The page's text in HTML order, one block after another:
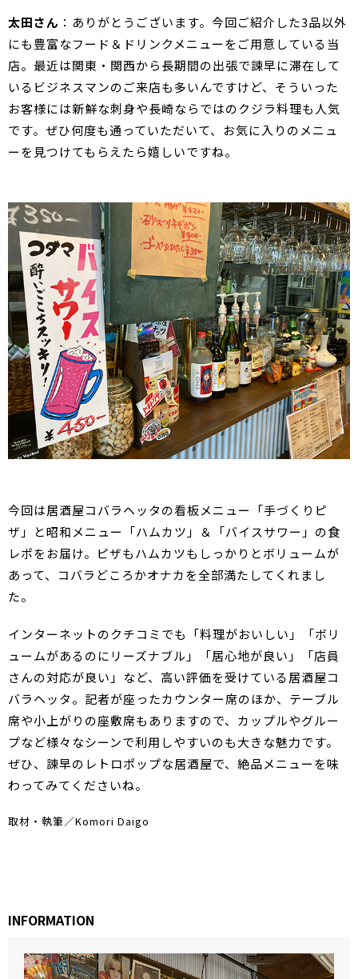
太田さん ：ありがとうございます。今回ご紹介した3品以外
にも豊富なフード＆ドリンクメニューをご用意している当
店。最近は関東・関西から長期間の出張で諫早に滞在して
いるビジネスマンのご来店も多いんですけど、そういった
お客様には新鮮な刺身や長崎ならではのクジラ料理も人気
です。ぜひ何度も通っていただいて、お気に入りのメニュ
ーを見つけてもらえたら嬉しいですね。
今回は居酒屋コバラヘッタの看板メニュー「手づくりピ
ザ」と昭和メニュー「ハムカツ」＆「バイスサワー」の食
レポをお届け。ピザもハムカツもしっかりとボリュームが
あって、コバラどころかオナカを全部満たしてくれまし
た。
インターネットのクチコミでも「料理がおいしい」「ボリ
ュームがあるのにリーズナブル」「居心地が良い」「店員
さんの対応が良い」など、高い評価を受けている居酒屋コ
バラヘッタ。記者が座ったカウンター席のほか、テーブル
席や小上がりの座敷席もありますので、カップルやグルー
プなど様々なシーンで利用しやすいのも大きな魅力です。
ぜひ、諫早のレトロポップな居酒屋で、絶品メニューを味
わってみてくださいね。
取材・執筆／Komori Daigo
INFORMATION